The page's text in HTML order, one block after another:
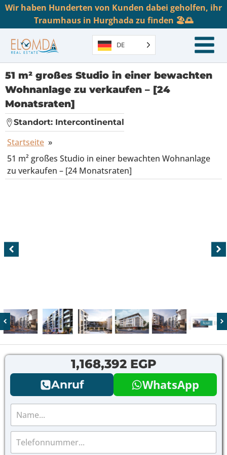
Wir haben Hunderten von Kunden dabei geholfen, ihr
Traumhaus in Hurghada zu finden 🏖️🌅
DE
51 m² großes Studio in einer bewachten
Wohnanlage zu verkaufen – [24
Monatsraten]
Standort: Intercontinental
Startseite »
51 m² großes Studio in einer bewachten Wohnanlage
zu verkaufen – [24 Monatsraten]
1,168,392 EGP
Anruf WhatsApp
N
m
T